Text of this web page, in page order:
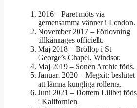
2016 – Paret möts via
gemensamma vänner i London.
November 2017 – Förlovning
tillkännages officiellt.
Maj 2018 – Bröllop i St
George’s Chapel, Windsor.
Maj 2019 – Sonen Archie föds.
Januari 2020 – Megxit: beslutet
att lämna kungliga rollerna.
Juni 2021 – Dottern Lilibet föds
i Kalifornien.